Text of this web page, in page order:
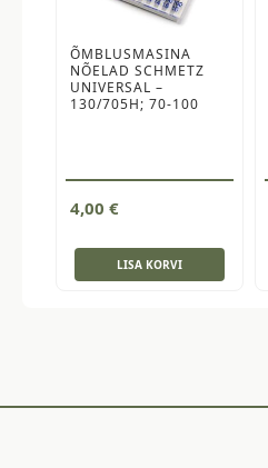
ÕMBLUSMASINA
NÕELAD SCHMETZ
UNIVERSAL –
130/705H; 70-100
4,00 €
LISA KORVI